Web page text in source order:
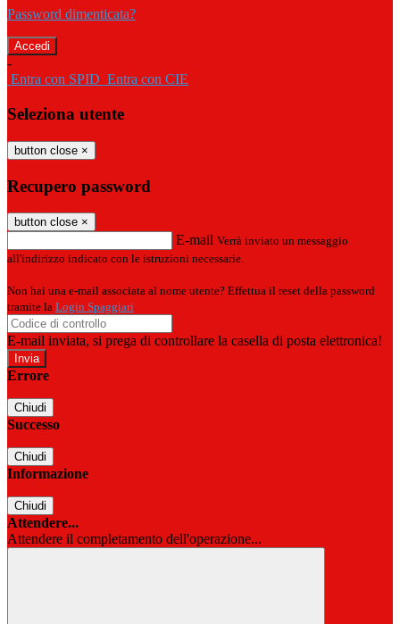
Password dimenticata?
-
Entra con SPID Entra con CIE
Seleziona utente
button close ×
Recupero password
button close ×
E-mail Verrà inviato un messaggio
all'indirizzo indicato con le istruzioni necessarie.
Non hai una e-mail associata al nome utente? Effettua il reset della password
tramite la Login Spaggiari
E-mail inviata, si prega di controllare la casella di posta elettronica!
Errore
Chiudi
Successo
Chiudi
Informazione
Chiudi
Attendere...
Attendere il completamento dell'operazione...